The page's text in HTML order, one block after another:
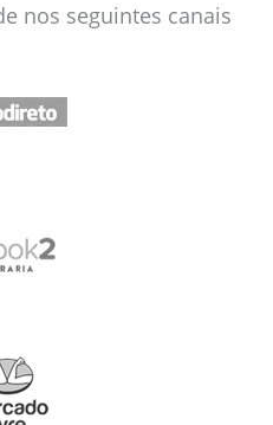
nos seguintes canais